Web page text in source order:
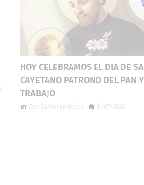
HOY CELEBRAMOS EL DIA DE
CAYETANO PATRONO DEL PAN
TRABAJO
Por SanJorgeMedio 8/07/2026